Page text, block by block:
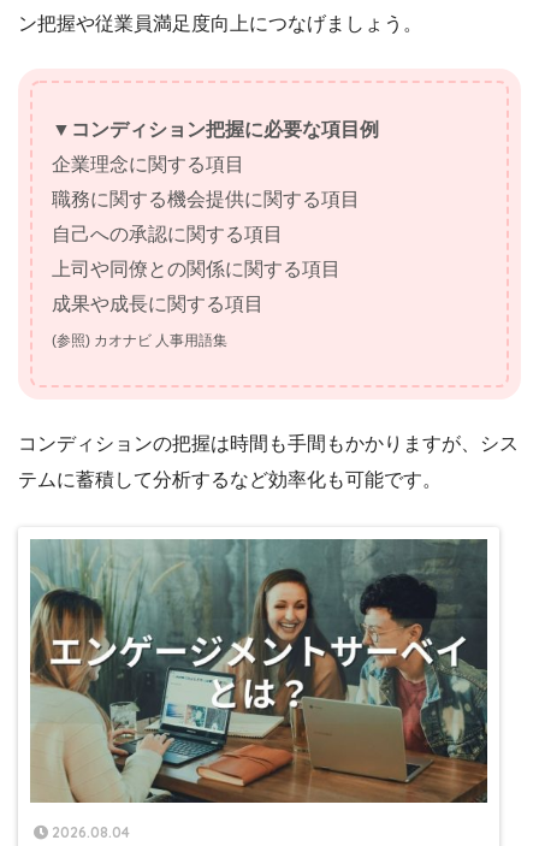
ン把握や従業員満足度向上につなげましょう。
▼コンディション把握に必要な項目例
企業理念に関する項目
職務に関する機会提供に関する項目
自己への承認に関する項目
上司や同僚との関係に関する項目
成果や成長に関する項目
(参照) カオナビ 人事用語集
コンディションの把握は時間も手間もかかりますが、シス
テムに蓄積して分析するなど効率化も可能です。
2026.08.04